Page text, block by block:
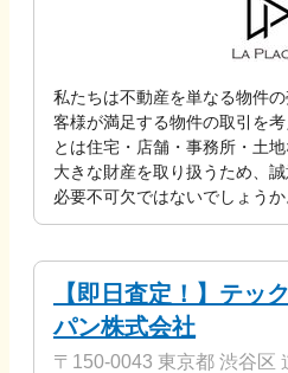
私たちは不動産を単なる物件
客様が満足する物件の取引を
とは住宅・店舗・事務所・土
大きな財産を取り扱うため、
必要不可欠ではないでしょうか
【即日査定！】テッ
パン株式会社
〒150-0043 東京都 渋谷区